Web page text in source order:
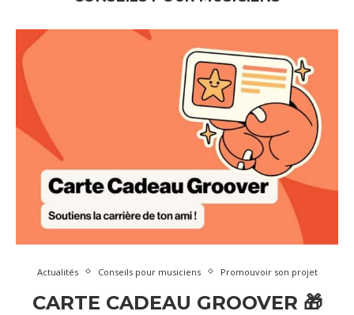
Actualités Conseils pour musiciens Promouvoir son projet
CARTE CADEAU GROOVER 🎁